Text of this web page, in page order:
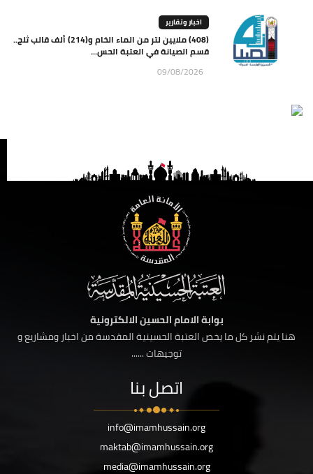
اخبار وتقارير
(408) ملايين لتر من الماء الخام و(214) ألف قالب ثلج..
قسم الصيانة في العتبة الحس...
09/08/2026
بوابة الامام الحسين الالكترونية
هنا يتم نشر كل ما يخص العتبة الحسينية المقدسة من اخبار ومشاريع و
توجيهات ......
اتصل بنا
info@imamhussain.org
maktab@imamhussain.org
media@imamhussain.org